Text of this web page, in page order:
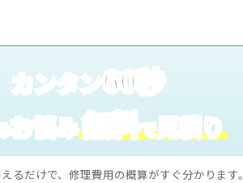
カンタン60秒
お悩み無料で見積り
るだけで、修理費用の概算がすぐ分かります。